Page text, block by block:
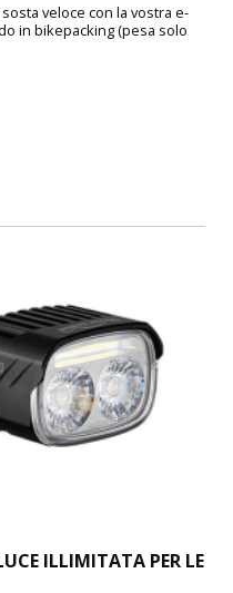
veloce con la vostra e-
in bikepacking (pesa solo
ILLIMITATA PER LE